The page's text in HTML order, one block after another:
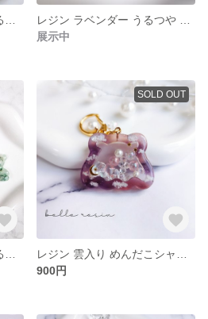
展示中
SOLD OUT
900円